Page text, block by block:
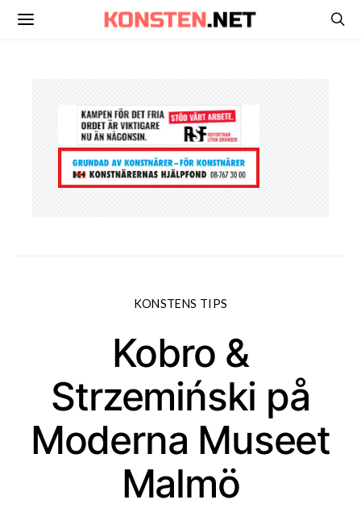
KONSTENS TIPS
Kobro &
Strzemiński på
Moderna Museet
Malmö